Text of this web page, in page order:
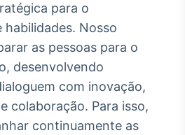
Tokenização
de ativos
Em breve
Crédito
para o
Nosso
as pessoas para o
desenvolvendo
com inovação,
colaboração. Para isso,
continuamente as